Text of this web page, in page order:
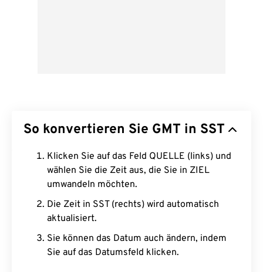
So konvertieren Sie GMT in SST
Klicken Sie auf das Feld QUELLE (links) und
wählen Sie die Zeit aus, die Sie in ZIEL
umwandeln möchten.
Die Zeit in SST (rechts) wird automatisch
aktualisiert.
Sie können das Datum auch ändern, indem
Sie auf das Datumsfeld klicken.